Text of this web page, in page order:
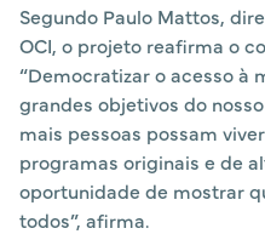
Segundo Paulo Mattos,
OCI, o projeto reafirma o
“Democratizar o acesso à
grandes objetivos do
mais pessoas possam
programas originais e de
oportunidade de mostrar
todos”, afirma.